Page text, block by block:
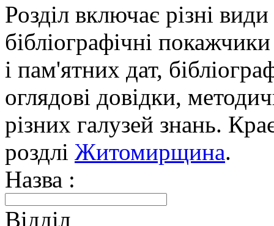
Розділ включає різні
бібліографічні
і пам'ятних дат,
оглядові довідки,
різних галузей знань.
роздлі Житомирщина.
Назва :
Відділ